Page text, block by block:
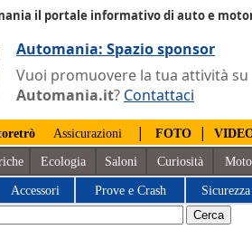
il portale informativo di auto e
Automania: Spazio sponsor
Vuoi promuovere la tua attività su
Automania.it? Contattaci
Assicurazioni | FOTO |
Ecologia Saloni Curiosità
Accessori Prove e Crash Sicurezza